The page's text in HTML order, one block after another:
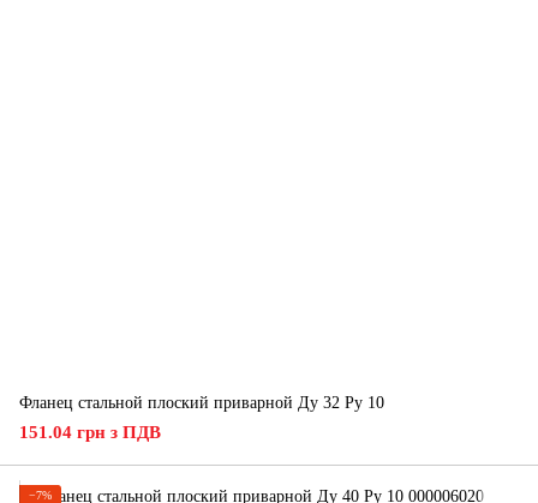
Фланец стальной плоский приварной Ду 32 Ру 10
151.04 грн з ПДВ
−7%